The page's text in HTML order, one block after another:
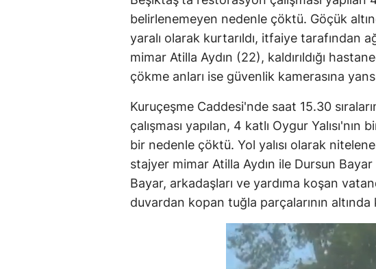
belirlenemeyen nedenle çöktü. Göçük
yaralı olarak kurtarıldı, itfaiye tarafından
mimar Atilla Aydın (22), kaldırıldığı
çökme anları ise güvenlik kamerasına
Kuruçeşme Caddesi'nde saat 15.30
çalışması yapılan, 4 katlı Oygur
bir nedenle çöktü. Yol yalısı olarak
stajyer mimar Atilla Aydın ile Dursun Bayar
Bayar, arkadaşları ve yardıma koşan
duvardan kopan tuğla parçalarının altında